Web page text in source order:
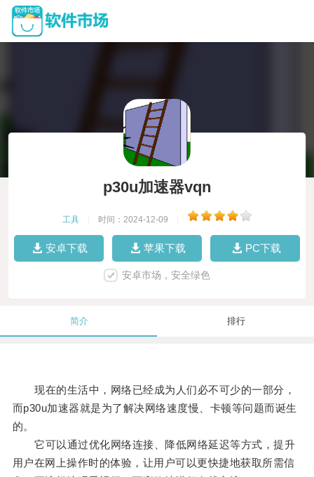
p30u加速器vqn
工具 时间：2024-12-09
安卓下载 苹果下载 PC下载
安卓市场，安全绿色
简介 排行
现在的生活中，网络已经成为人们必不可少的一部分，
而p30u加速器就是为了解决网络速度慢、卡顿等问题而诞生
的。
它可以通过优化网络连接、降低网络延迟等方式，提升
用户在网上操作时的体验，让用户可以更快捷地获取所需信